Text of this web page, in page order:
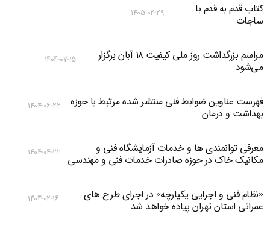
کتاب قدم به قدم با
ساجات
۱۴۰۵-۰۲-۲۹
مراسم بزرگداشت روز ملی کیفیت ۱۸ آبان برگزار
می‌شود
۱۴۰۴-۰۷-۱۵
فهرست عناوین ضوابط فنی منتشر شده مرتبط با حوزه
بهداشت و درمان
۱۴۰۴-۰۶-۲۲
معرفی توانمندی ها و خدمات آزمایشگاه فنی و
مکانیک خاک در حوزه صادرات خدمات فنی و مهندسی
۱۴۰۴-۰۴-۲۲
«نظام فنی و اجرایی یکپارچه» در اجرای طرح های
عمرانی استان تهران پیاده خواهد شد
۱۴۰۴-۰۲-۱۶